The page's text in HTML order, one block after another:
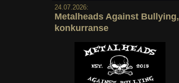
24.07.2026:
Metalheads Against Bullying,
konkurranse